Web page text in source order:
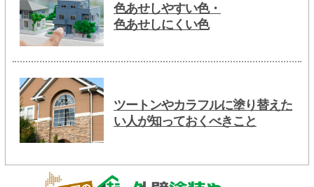
色あせしやすい色・
色あせしにくい色
ツートンやカラフルに塗り替えた
い人が知っておくべきこと